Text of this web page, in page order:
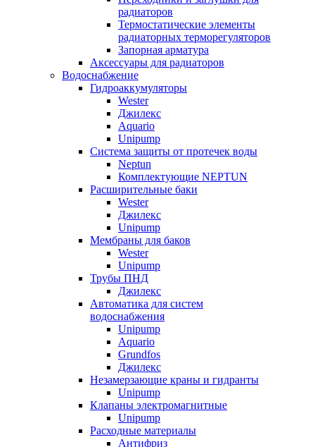
радиаторов
Термостатические элементы
радиаторных терморегуляторов
Запорная арматура
Аксессуары для радиаторов
Водоснабжение
Гидроаккумуляторы
Wester
Джилекс
Aquario
Unipump
Система защиты от протечек воды
Neptun
Комплектующие NEPTUN
Расширительные баки
Wester
Джилекс
Unipump
Мембраны для баков
Wester
Unipump
Трубы ПНД
Джилекс
Автоматика для систем
водоснабжения
Unipump
Aquario
Grundfos
Джилекс
Незамерзающие краны и гидранты
Unipump
Клапаны электромагнитные
Unipump
Расходные материалы
Антифриз